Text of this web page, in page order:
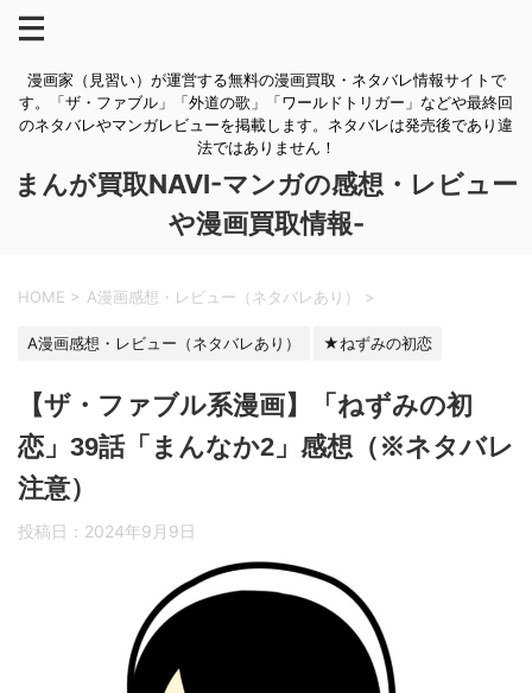
漫画家（見習い）が運営する無料の漫画買取・ネタバレ情報サイトで
す。「ザ・ファブル」「外道の歌」「ワールドトリガー」などや最終回
のネタバレやマンガレビューを掲載します。ネタバレは発売後であり違
法ではありません！
まんが買取NAVI-マンガの感想・レビュー
や漫画買取情報-
HOME > A漫画感想・レビュー（ネタバレあり） >
A漫画感想・レビュー（ネタバレあり） ★ねずみの初恋
【ザ・ファブル系漫画】「ねずみの初
恋」39話「まんなか2」感想（※ネタバレ
注意）
投稿日： 2024年9月9日